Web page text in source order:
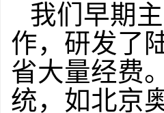
我们早期
作，研发了
省大量经费
统，如北京